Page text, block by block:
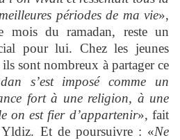
périodes de ma vie»,
du ramadan, reste un
pour lui. Chez les jeunes
sont nombreux à partager ce
s’est imposé comme un
fort à une religion, à une
on est fier d’appartenir», fait
Yldiz. Et de poursuivre : «Ne